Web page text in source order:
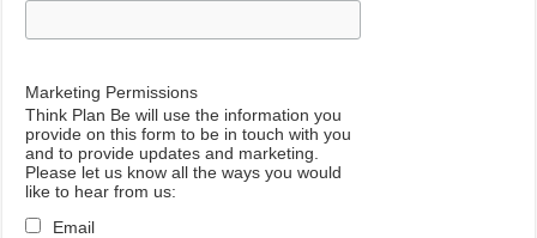
Marketing Permissions
Think Plan Be will use the information you
provide on this form to be in touch with you
and to provide updates and marketing.
Please let us know all the ways you would
like to hear from us:
Email